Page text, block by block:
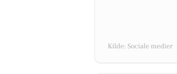
Kilde: Sociale medier